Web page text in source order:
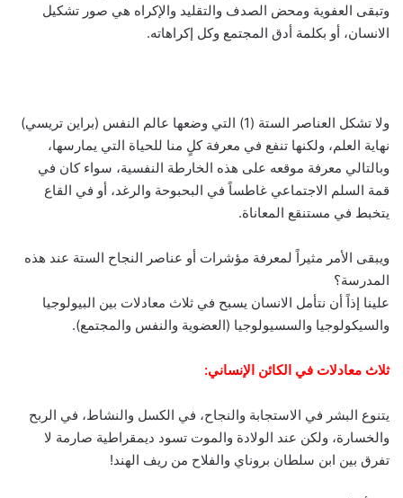
وتبقى العفوية ومحض الصدف والتقليد والإكراه هي صور تشكيل
الانسان، أو بكلمة أدق المجتمع وكل إكراهاته.
ولا تشكل العناصر الستة (1) التي وضعها عالم النفس (براين تريسي)
نهاية العلم، ولكنها تنفع في معرفة كلٍ منا للحياة التي يمارسها،
وبالتالي معرفة موقعه على هذه الخارطة النفسية، سواء كان في
قمة السلم الاجتماعي غاطساً في البحبوحة والرغد، أو في القاع
يتخبط في مستنقع المعاناة.
ويبقى الأمر مثيراً لمعرفة مؤشرات أو عناصر النجاح الستة عند هذه
المدرسة؟
علينا إذاً أن نتأمل الانسان يسبح في ثلاث معادلات بين البيولوجيا
والسيكولوجيا والسسيولوجيا (العضوية والنفس والمجتمع).
ثلاث معادلات في الكائن الإنساني:
يتنوع البشر في الاستجابة والنجاح، في الكسل والنشاط، في الربح
والخسارة، ولكن عند الولادة والموت تسود ديمقراطية صارمة لا
تفرق بين ابن سلطان بروناي والفلاح من ريف الهند!